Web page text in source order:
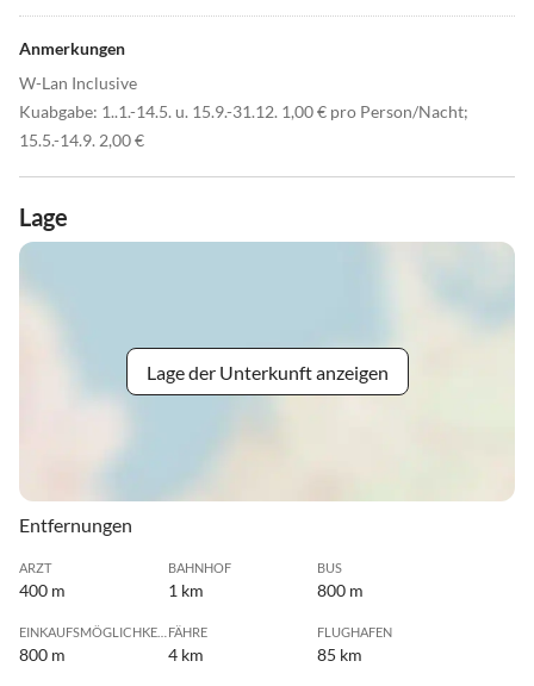
Anmerkungen
W-Lan Inclusive
Kuabgabe: 1..1.-14.5. u. 15.9.-31.12. 1,00 € pro Person/Nacht;
15.5.-14.9. 2,00 €
Lage
Lage der Unterkunft anzeigen
Entfernungen
ARZT
400 m
BAHNHOF
1 km
BUS
800 m
800 m
FÄHRE
4 km
FLUGHAFEN
85 km